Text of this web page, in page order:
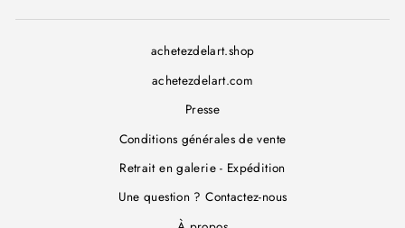
achetezdelart.shop
achetezdelart.com
Presse
Conditions générales de vente
Retrait en galerie - Expédition
Une question ? Contactez-nous